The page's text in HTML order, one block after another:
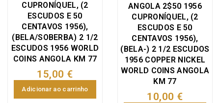
CUPRONÍQUEL, (2
ESCUDOS E 50
CENTAVOS 1956),
(BELA/SOBERBA) 2 1/2
ESCUDOS 1956 WORLD
COINS ANGOLA KM 77
15,00 €
Adicionar ao carrinho
ANGOLA 2$50 1956
CUPRONÍQUEL, (2
ESCUDOS E 50
CENTAVOS 1956),
(BELA-) 2 1/2 ESCUDOS
1956 COPPER NICKEL
WORLD COINS ANGOLA
KM 77
10,00 €